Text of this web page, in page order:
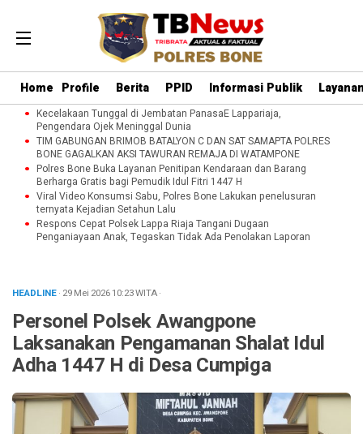
Home Profile Berita PPID Informasi Publik
Kecelakaan Tunggal di Jembatan PanasaE Lappariaja,
Pengendara Ojek Meninggal Dunia
TIM GABUNGAN BRIMOB BATALYON C DAN SAT SAMAPTA POLRES
BONE GAGALKAN AKSI TAWURAN REMAJA DI WATAMPONE
Polres Bone Buka Layanan Penitipan Kendaraan dan Barang
Berharga Gratis bagi Pemudik Idul Fitri 1447 H
Viral Video Konsumsi Sabu, Polres Bone Lakukan penelusuran
ternyata Kejadian Setahun Lalu
Respons Cepat Polsek Lappa Riaja Tangani Dugaan
Penganiayaan Anak, Tegaskan Tidak Ada Penolakan Laporan
HEADLINE· 29 Mei 202610:23WITA·
Personel Polsek Awangpone
Laksanakan Pengamanan Shalat Idul
Adha 1447 H di Desa Cumpiga